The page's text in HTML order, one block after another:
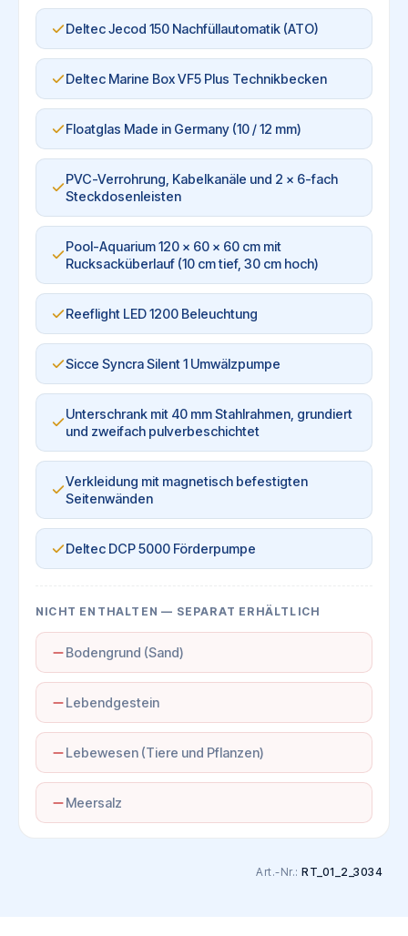
Deltec Jecod 150 Nachfüllautomatik (ATO)
Deltec Marine Box VF5 Plus Technikbecken
Floatglas Made in Germany (10 / 12 mm)
PVC-Verrohrung, Kabelkanäle und 2 x 6-fach
Steckdosenleisten
Pool-Aquarium 120 x 60 x 60 cm mit
Rucksacküberlauf (10 cm tief, 30 cm hoch)
Reeflight LED 1200 Beleuchtung
Sicce Syncra Silent 1 Umwälzpumpe
Unterschrank mit 40 mm Stahlrahmen, grundiert
und zweifach pulverbeschichtet
Verkleidung mit magnetisch befestigten
Seitenwänden
Deltec DCP 5000 Förderpumpe
NICHT ENTHALTEN — SEPARAT ERHÄLTLICH
Bodengrund (Sand)
Lebendgestein
Lebewesen (Tiere und Pflanzen)
Meersalz
Art.-Nr.:RT_01_2_3034